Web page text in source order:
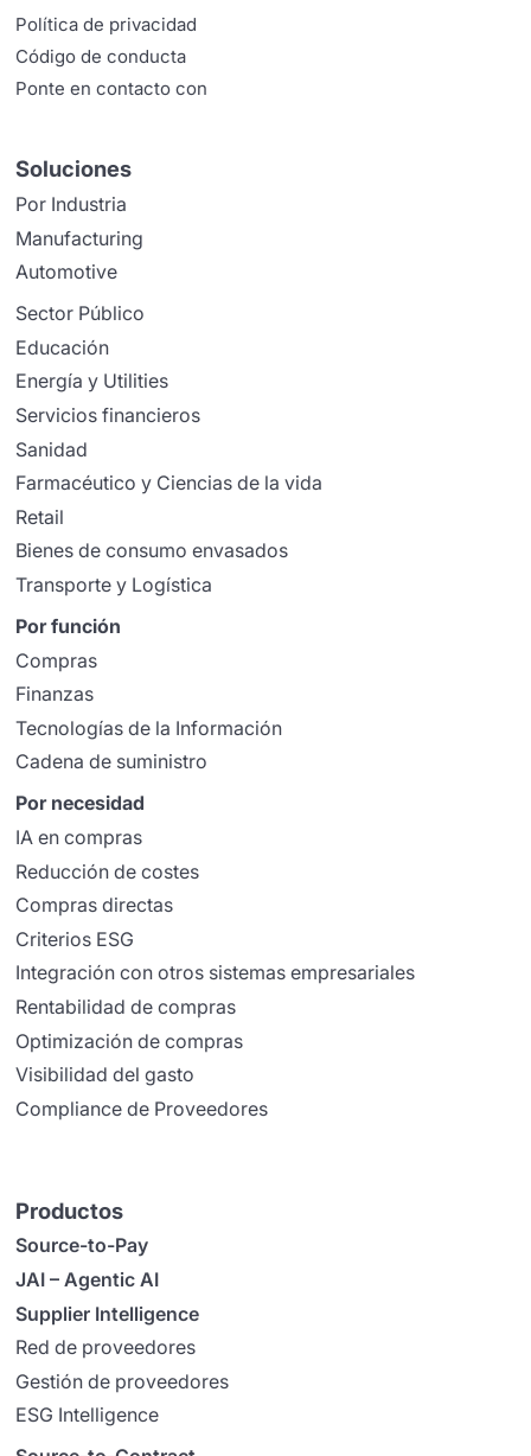
Política de privacidad
Código de conducta
Ponte en contacto con
Soluciones
Por Industria
Manufacturing
Automotive
Sector Público
Educación
Energía y Utilities
Servicios financieros
Sanidad
Farmacéutico y Ciencias de la vida
Retail
Bienes de consumo envasados
Transporte y Logística
Por función
Compras
Finanzas
Tecnologías de la Información
Cadena de suministro
Por necesidad
IA en compras
Reducción de costes
Compras directas
Criterios ESG
Integración con otros sistemas empresariales
Rentabilidad de compras
Optimización de compras
Visibilidad del gasto
Compliance de Proveedores
Productos
Source-to-Pay
JAI – Agentic AI
Supplier Intelligence
Red de proveedores
Gestión de proveedores
ESG Intelligence